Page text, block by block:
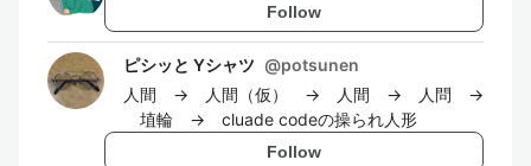
Follow
ピシッと Yシャツ @potsunen
人間 → 人間（仮） → 人間 → 人問 →
埴輪 → cluade codeの操られ人形
Follow